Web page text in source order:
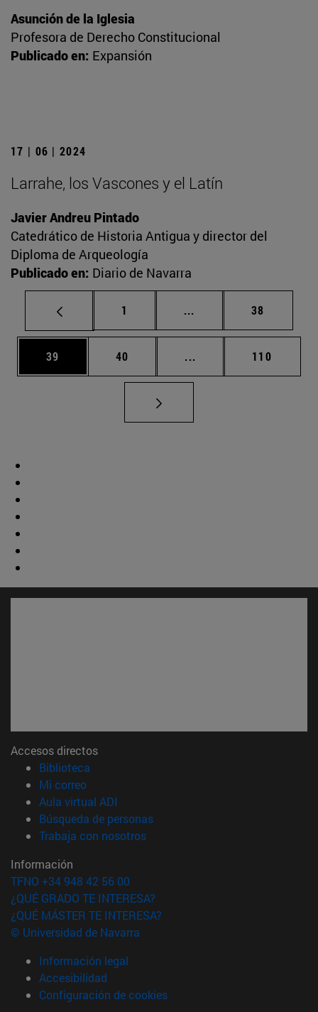
Asunción de la Iglesia
Profesora de Derecho Constitucional
Publicado en: Expansión
17 | 06 | 2024
Larrahe, los Vascones y el Latín
Javier Andreu Pintado
Catedrático de Historia Antigua y director del
Diploma de Arqueología
Publicado en: Diario de Navarra
Página
1 ... Páginas intermedias
Página
38
Página
39 Página
40 ... Páginas intermedias
Página
110
Accesos directos
Biblioteca
Mi correo(abre en nueva ventana)
Aula virtual ADI
Búsqueda de personas(abre en nueva ventana)
Trabaja con nosotros(abre en nueva ventana)
Información
TFNO +34 948 42 56 00
¿QUÉ GRADO TE INTERESA?
¿QUÉ MÁSTER TE INTERESA?
© Universidad de Navarra
Información legal
Accesibilidad
Configuración de cookies